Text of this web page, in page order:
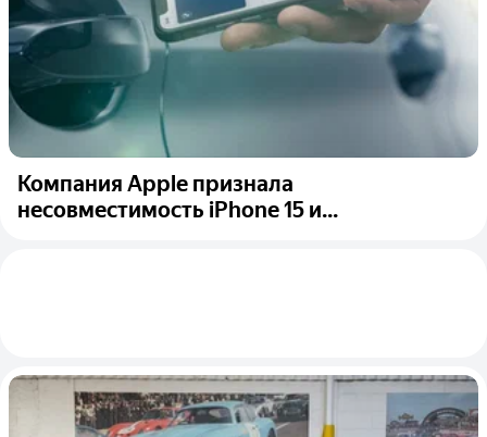
Компания Apple признала
несовместимость iPhone 15 и...